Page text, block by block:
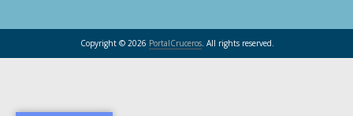
Copyright © 2026 PortalCruceros. All rights reserved.